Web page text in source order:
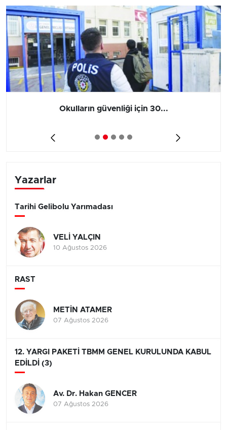
Okulların güvenliği için 30...
Yazarlar
Tarihi Gelibolu Yarımadası
VELİ YALÇIN
10 Ağustos 2026
RAST
METİN ATAMER
07 Ağustos 2026
12. YARGI PAKETİ TBMM GENEL KURULUNDA KABUL
EDİLDİ (3)
Av. Dr. Hakan GENCER
07 Ağustos 2026